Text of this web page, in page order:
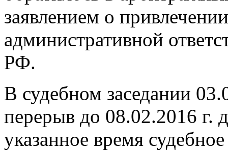
заявлением о
административной
РФ.
В судебном заседании
перерыв до 08.02.2016 г.
указанное время